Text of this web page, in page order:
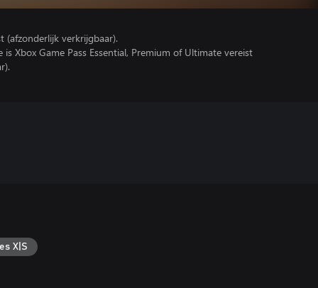
(afzonderlijk verkrijgbaar).
Xbox Game Pass Essential, Premium of Ultimate vereist
X|S